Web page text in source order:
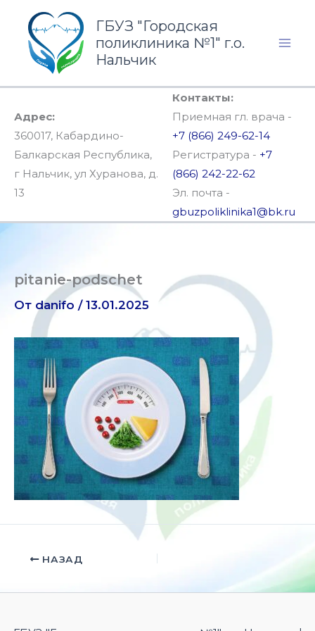
Перейти
содержимому
ГБУЗ "Городская
поликлиника №1" г.о.
Нальчик
Адрес:
360017, Кабардино-
Балкарская Республика,
г Нальчик, ул Хуранова, д.
13
Контакты:
Приемная гл. врача -
+7 (866) 249-62-14
Регистратура - +7
(866) 242-22-62
Эл. почта -
gbuzpoliklinika1@bk.ru
pitanie-podschet
От danifo / 13.01.2025
НАЗАД